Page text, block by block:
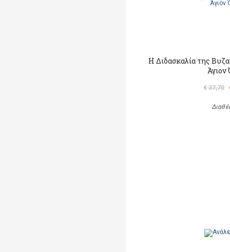
Η Διδασκαλία της
Άγιον
€ 37,70